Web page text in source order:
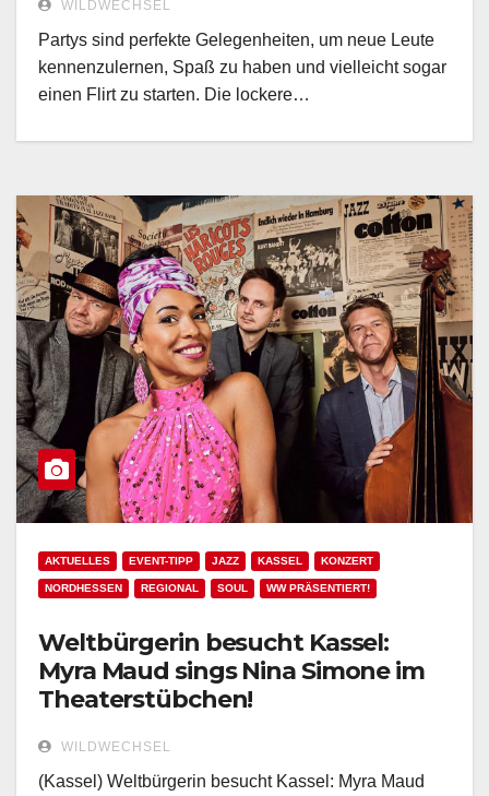
WILDWECHSEL
Partys sind perfekte Gelegenheiten, um neue Leute
kennenzulernen, Spaß zu haben und vielleicht sogar
einen Flirt zu starten. Die lockere…
AKTUELLES EVENT-TIPP JAZZ KASSEL KONZERT
NORDHESSEN REGIONAL SOUL WW PRÄSENTIERT!
Weltbürgerin besucht Kassel:
Myra Maud sings Nina Simone im
Theaterstübchen!
WILDWECHSEL
(Kassel) Weltbürgerin besucht Kassel: Myra Maud